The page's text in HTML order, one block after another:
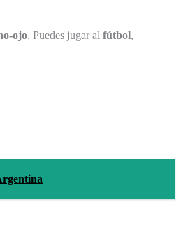
ojo. Puedes jugar al fútbol,